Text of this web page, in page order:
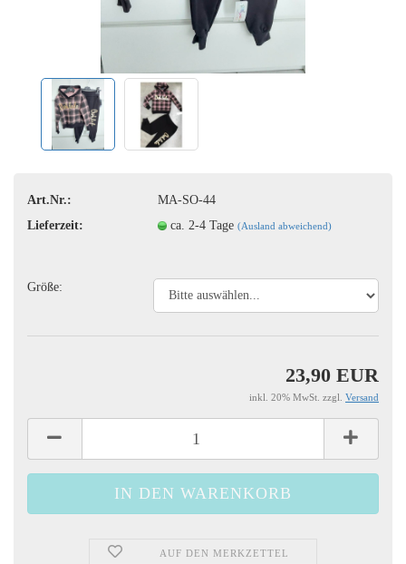
Art.Nr.:
MA-SO-44
Lieferzeit:
ca. 2-4 Tage(Ausland abweichend)
Größe:
23,90 EUR
inkl. 20% MwSt. zzgl. Versand
AUF DEN MERKZETTEL